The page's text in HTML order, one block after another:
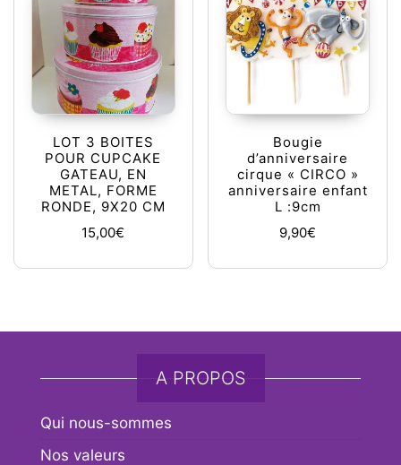
LOT 3 BOITES
POUR CUPCAKE
GATEAU, EN
METAL, FORME
RONDE, 9X20 CM
15,00€
Bougie
d’anniversaire
cirque « CIRCO »
anniversaire enfant
L :9cm
9,90€
A PROPOS
Qui nous-sommes
Nos valeurs